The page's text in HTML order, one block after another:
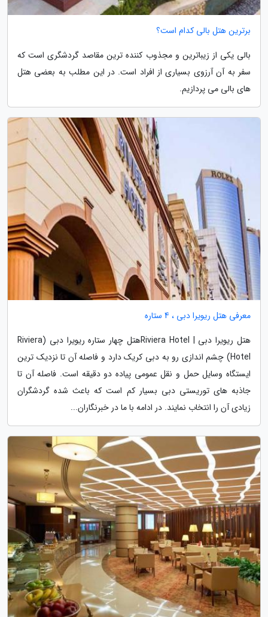
برترین هتل بالی کدام است؟
بالی یکی از زیباترین و مجذوب کننده ترین مقاصد گردشگری است که
سفر به آن آرزوی بسیاری از افراد است. در این مطلب به بعضی هتل
های بالی می پردازیم.
معرفی هتل ریویرا دبی ، 4 ستاره
هتل ریویرا دبی | Riviera Hotelهتل چهار ستاره ریویرا دبی (Riviera
Hotel) چشم اندازی رو به دبی کریک دارد و فاصله آن تا نزدیک ترین
ایستگاه وسایل حمل و نقل عمومی پیاده دو دقیقه است. فاصله آن تا
جاذبه های توریستی دبی بسیار کم است که باعث شده گردشگران
زیادی آن را انتخاب نمایند. در ادامه با ما در خبرنگاران...